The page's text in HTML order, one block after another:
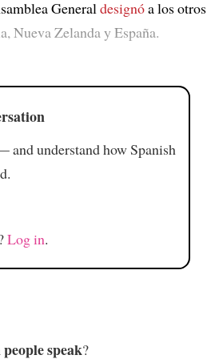
Generaldesignóa los otros
Nueva Zelanda y España.
and understand how Spanish
Log in.
speak?